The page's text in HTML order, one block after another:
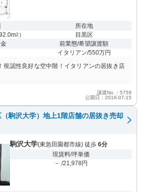
2 ）
所在地
目黒区
前業態/希望譲渡額
イタリアン/550万円
視認性良好な空中階！イタリアンの居抜き店
譲渡No.：5759
公開日：2016-07-15
（駒沢大学）地上1階店舗の居抜き売却
駒沢大学(東急田園都市線) 徒歩 6分
現賃料/坪単価
－ /21,978円